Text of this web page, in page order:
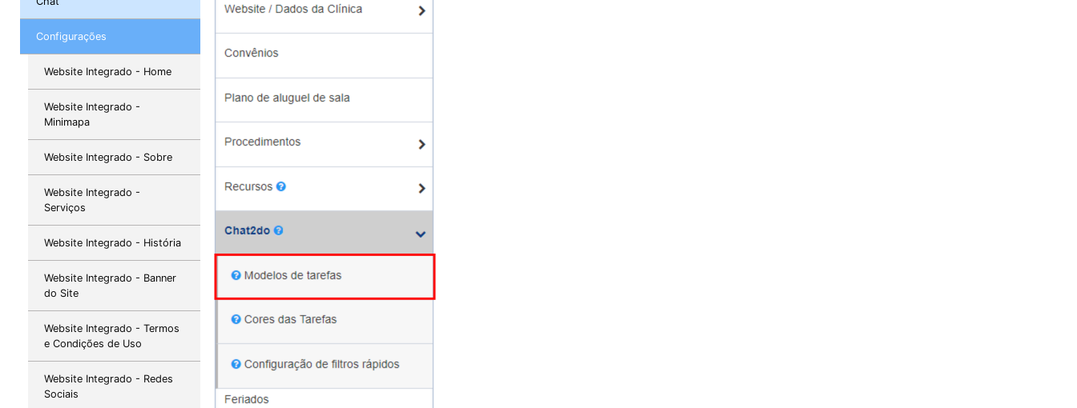
Configurações
Website Integrado - Home
Website Integrado -
Minimapa
Website Integrado - Sobre
Website Integrado -
Serviços
Website Integrado - História
Website Integrado - Banner
do Site
Website Integrado - Termos
e Condições de Uso
Website Integrado - Redes
Sociais